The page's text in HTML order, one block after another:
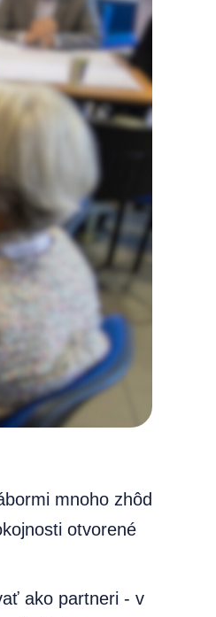
mnoho zhôd
otvorené
ako partneri - v